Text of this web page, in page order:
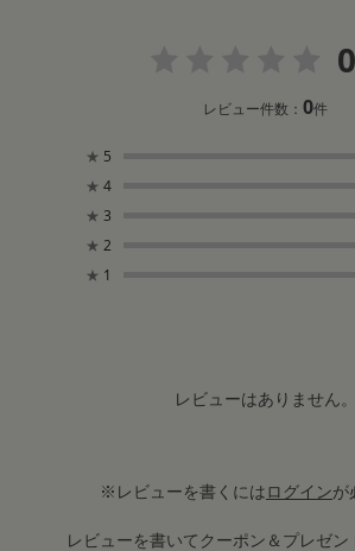
レビュー件数：0件
★ 5
★ 4
★ 3
★ 2
★ 1
レビューはありません。
※レビューを書くにはログインが
レビューを書いてクーポン＆プレゼン